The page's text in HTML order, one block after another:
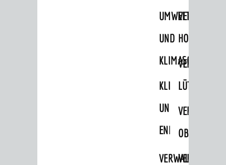
UMWELT-
UND
KLIMASCHUTZ
KLIMASCHUTZ
UND
Datenschutz-